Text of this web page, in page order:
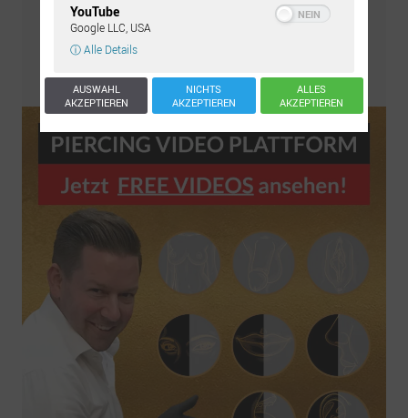
Pflegeset bestellen
YouTube
Google LLC, USA
ⓘ Alle Details
AUSWAHL
AKZEPTIEREN
NICHTS
AKZEPTIEREN
ALLES
AKZEPTIEREN